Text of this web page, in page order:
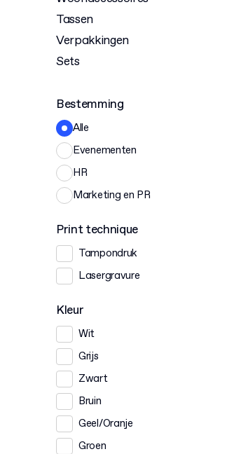
Tassen
Verpakkingen
Sets
Bestemming
Alle
Evenementen
HR
Marketing en PR
Print technique
Tampondruk
Lasergravure
Kleur
Wit
Grijs
Zwart
Bruin
Geel/Oranje
Groen